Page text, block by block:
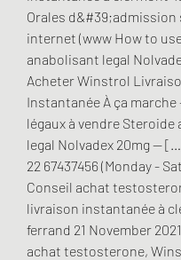
Orales d&#39;admission
internet (www How to
anabolisant legal
Acheter Winstrol
Instantanée À ça marche
légaux à vendre
legal Nolvadex 20mg —
22 67437456 (Monday -
Conseil achat
livraison instantanée à
ferrand 21 November
achat testosterone,